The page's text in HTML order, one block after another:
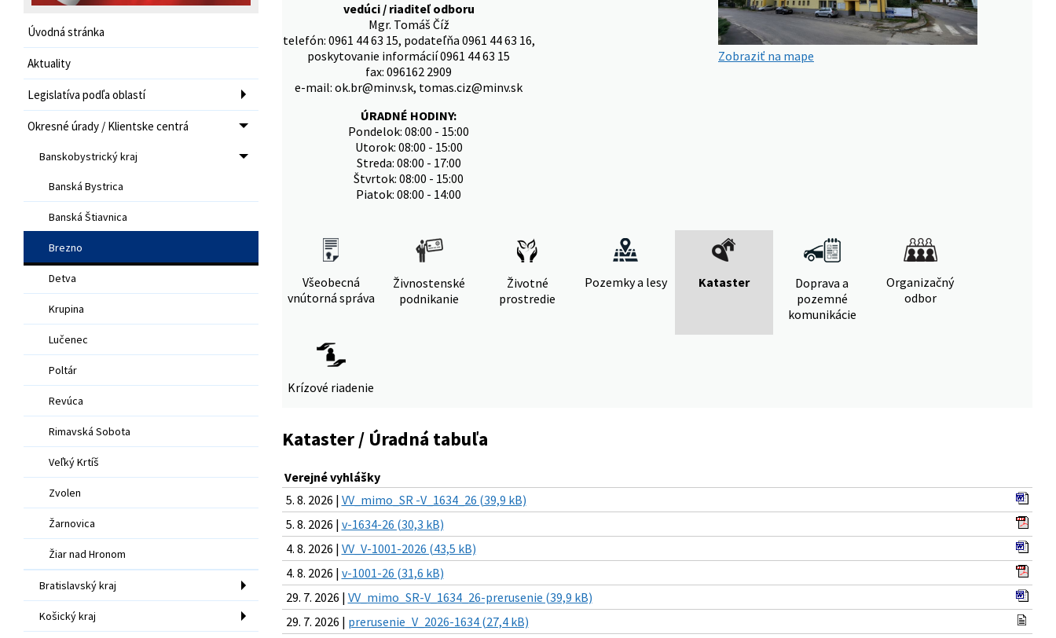
Úvodná stránka
Aktuality
Legislatíva podľa oblastí
Okresné úrady / Klientske centrá
Banskobystrický kraj
Banská Bystrica
Banská Štiavnica
Brezno
Detva
Krupina
Lučenec
Poltár
Revúca
Rimavská Sobota
Veľký Krtíš
Zvolen
Žarnovica
Žiar nad Hronom
Bratislavský kraj
Košický kraj
vedúci / riaditeľ odboru
Mgr. Tomáš Číž
telefón: 0961 44 63 15, podateľňa 0961 44 63 16,
poskytovanie informácií 0961 44 63 15
fax: 096162 2909
e-mail: ok.br@minv.sk, tomas.ciz@minv.sk
ÚRADNÉ HODINY:
Pondelok: 08:00 - 15:00
Utorok: 08:00 - 15:00
Streda: 08:00 - 17:00
Štvrtok: 08:00 - 15:00
Piatok: 08:00 - 14:00
Zobraziť na mape
Všeobecná
vnútorná správa
Živnostenské
podnikanie
Životné
prostredie
Pozemky a lesy Kataster
Doprava a
pozemné
komunikácie
Organizačný
odbor
Krízové riadenie
Kataster / Úradná tabuľa
Verejné vyhlášky
5. 8. 2026 | VV_mimo_SR -V_1634_26 (39,9 kB)
5. 8. 2026 | v-1634-26 (30,3 kB)
4. 8. 2026 | VV_V-1001-2026 (43,5 kB)
4. 8. 2026 | v-1001-26 (31,6 kB)
29. 7. 2026 | VV_mimo_SR-V_1634_26-prerusenie (39,9 kB)
29. 7. 2026 | prerusenie_V_2026-1634 (27,4 kB)